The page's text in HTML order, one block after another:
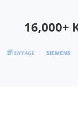
16,000+